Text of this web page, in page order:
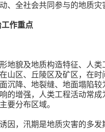
、全社会共同参与的地质
作重点
地貌及地质构造特征、人
山区、丘陵区及矿区，在
沉降、地裂缝、地面塌陷
的增强，人类工程活动常
要分布区域。
因，汛期是地质灾害的多